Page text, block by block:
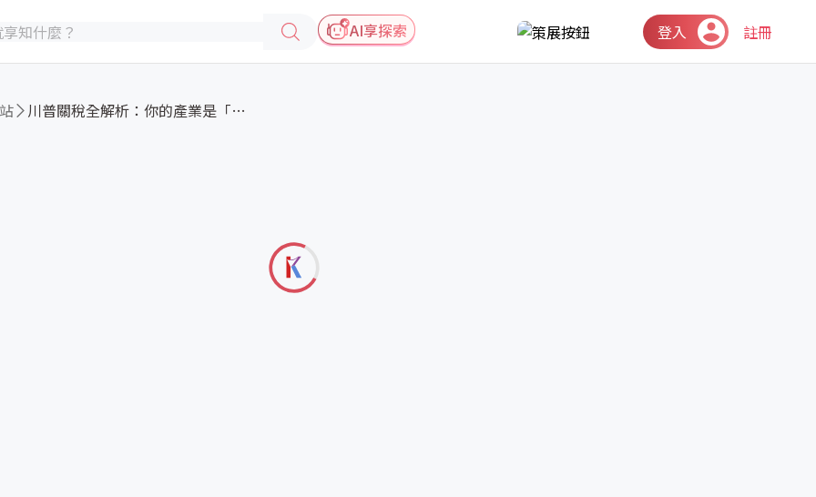
AI享探索 登入 註冊
川普關稅全解析：你的產業是「首...